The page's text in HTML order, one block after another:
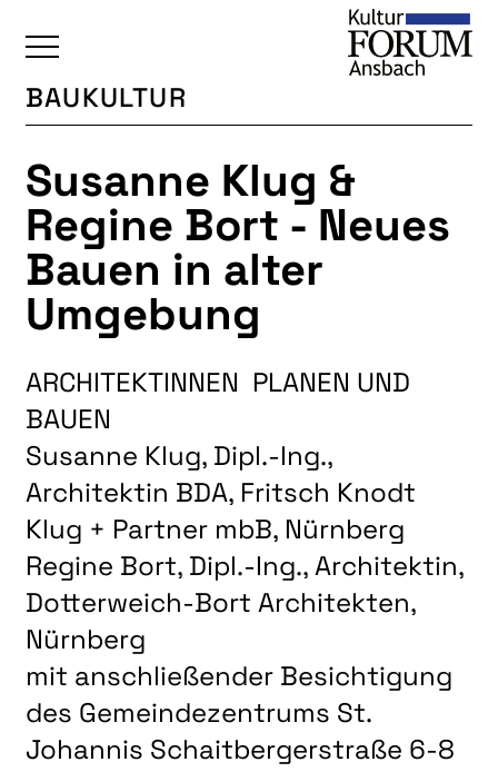
ÜBERSICHT
KALENDER
UNSERE BEREICHE
BAUKULTUR
BILDENDE KUNST
FOTOGRUPPE
INTERKULTUR
JUNGE KUNSTSCHULE
KUNSTREISEN
LITERATUR
MUSIK
NATUR & STRUKTUR
ÜBER UNS
DER VEREIN
KUNSTHAUS R3
SPECKDRUMM HALLE
BAUKULTUR
Susanne Klug &
Regine Bort - Neues
Bauen in alter
Umgebung
ARCHITEKTINNEN PLANEN UND
BAUEN
Susanne Klug, Dipl.-Ing.,
Architektin BDA, Fritsch Knodt
Klug + Partner mbB, Nürnberg
Regine Bort, Dipl.-Ing., Architektin,
Dotterweich-Bort Architekten,
Nürnberg
​​​​​​​mit anschließender Besichtigung
des Gemeindezentrums St.
Johannis Schaitbergerstraße 6-8